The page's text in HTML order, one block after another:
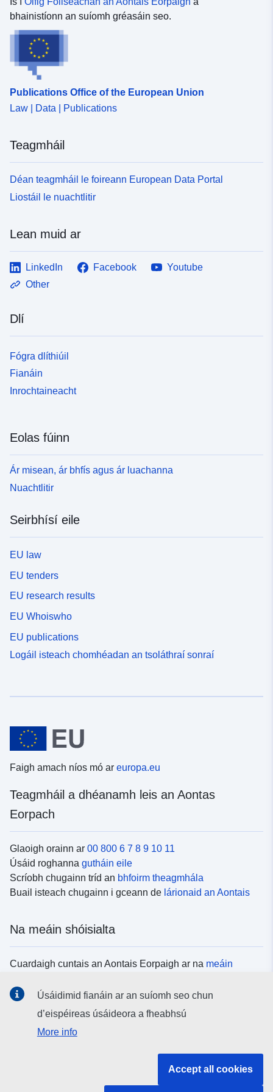
bhainistíonn an suíomh gréasáin seo.
Publications Office of the European Union
Law | Data | Publications
Teagmháil
Déan teagmháil le foireann European Data Portal
Liostáil le nuachtlitir
Lean muid ar
LinkedIn Facebook
Youtube
Other
Dlí
Fógra dlíthiúil
Fianáin
Inrochtaineacht
Eolas fúinn
Ár misean, ár bhfís agus ár luachanna
Nuachtlitir
Seirbhísí eile
EU law
EU tenders
EU research results
EU Whoiswho
EU publications
Logáil isteach chomhéadan an tsoláthraí sonraí
Faigh amach níos mó ar europa.eu
Teagmháil a dhéanamh leis an Aontas
Eorpach
Glaoigh orainn ar 00 800 6 7 8 9 10 11
Úsáid roghanna gutháin eile
Scríobh chugainn tríd an bhfoirm theagmhála
Buail isteach chugainn i gceann de lárionaid an Aontais
Na meáin shóisialta
Cuardaigh cuntais an Aontais Eorpaigh ar na meáin
Úsáidimid fianáin ar an suíomh seo chun
d’eispéireas úsáideora a fheabhsú
More info
Accept all cookies